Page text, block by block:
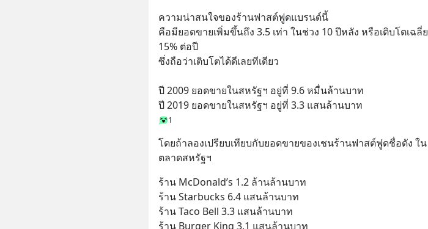
ความน่าสนใจของร้านฟาสต์ฟูดแบรนด์นี้
คือมียอดขายเพิ่มขึ้นถึง 3.5 เท่า ในช่วง 10 ปีหลัง หรือเติบโตเฉลี่ย
15% ต่อปี
ซึ่งถือว่าเติบโตได้ดีเลยทีเดียว
ปี 2009 ยอดขายในสหรัฐฯ อยู่ที่ 9.6 หมื่นล้านบาท
ปี 2019 ยอดขายในสหรัฐฯ อยู่ที่ 3.3 แสนล้านบาท
1
โดยถ้าลองเปรียบเทียบกับยอดขายของเชนร้านฟาสต์ฟูดชื่อดัง ใน
ตลาดสหรัฐฯ
ร้าน McDonald’s 1.2 ล้านล้านบาท
ร้าน Starbucks 6.4 แสนล้านบาท
ร้าน Taco Bell 3.3 แสนล้านบาท
ร้าน Burger King 3.1 แสนล้านบาท